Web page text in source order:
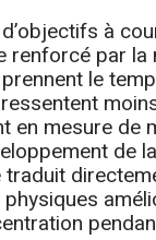
d’objectifs à
renforcé par la
le
en mesure de
de